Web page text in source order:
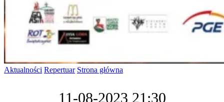
Aktualności Repertuar Strona główna
11-08-2023 21:30